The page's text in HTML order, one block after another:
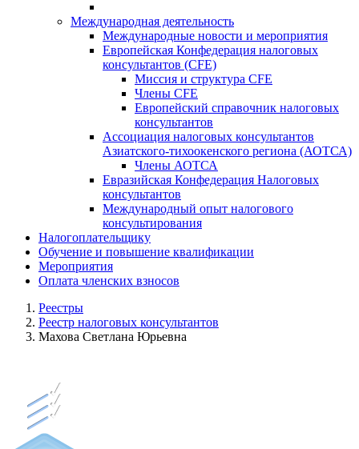
Международная деятельность
Международные новости и мероприятия
Европейская Конфедерация налоговых
консультантов (CFE)
Миссия и структура CFE
Члены CFE
Европейский справочник налоговых
консультантов
Ассоциация налоговых консультантов
Азиатского-тихоокенского региона (АОТСА)
Члены АОТСА
Евразийская Конфедерация Налоговых
консультантов
Международный опыт налогового
консультирования
Налогоплательщику
Обучение и повышение квалификации
Мероприятия
Оплата членских взносов
Реестры
Реестр налоговых консультантов
Махова Светлана Юрьевна